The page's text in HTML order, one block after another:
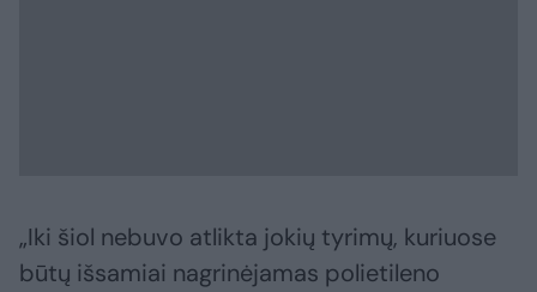
„Iki šiol nebuvo atlikta jokių tyrimų, kuriuose
būtų išsamiai nagrinėjamas polietileno